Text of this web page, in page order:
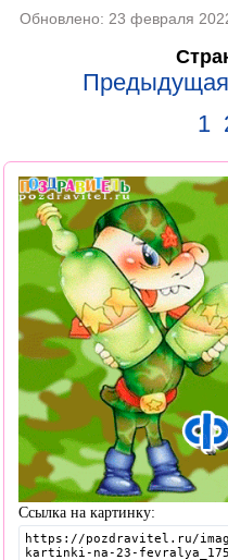
Обновлено: 23 февраля
Предыдущая
1
Ссылка на картинку: